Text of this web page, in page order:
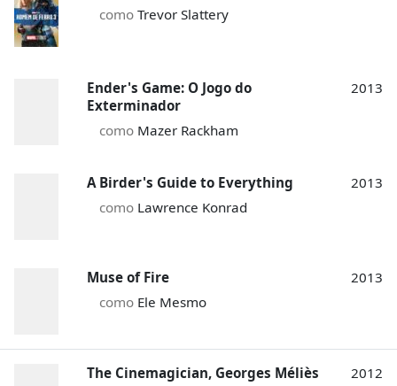
como Trevor Slattery
Ender's Game: O Jogo do
Exterminador
como Mazer Rackham
2013
A Birder's Guide to Everything
como Lawrence Konrad
2013
Muse of Fire
como Ele Mesmo
2013
The Cinemagician, Georges Méliès
2012